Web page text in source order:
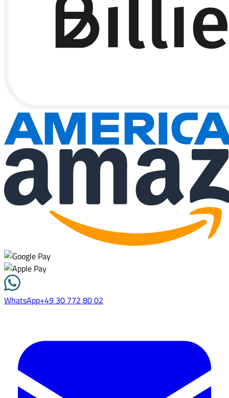
WhatsApp+49 30 772 80 02